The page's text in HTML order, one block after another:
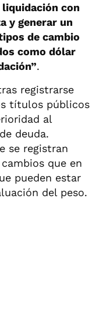
liquidación con
y generar un
de cambio
como dólar
.
registrarse
títulos públicos
al
deuda.
se registran
que en
pueden estar
del peso.